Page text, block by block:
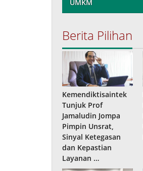
UMKM
Berita Pilihan
Kemendiktisaintek
Tunjuk Prof
Jamaludin Jompa
Pimpin Unsrat,
Sinyal Ketegasan
dan Kepastian
Layanan …